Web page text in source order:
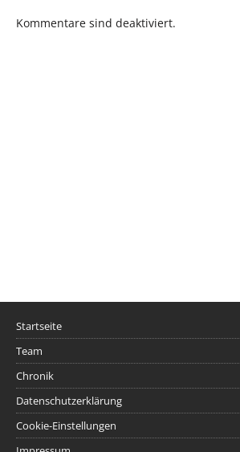
Kommentare sind deaktiviert.
Startseite
Team
Chronik
Datenschutzerklärung
Cookie-Einstellungen